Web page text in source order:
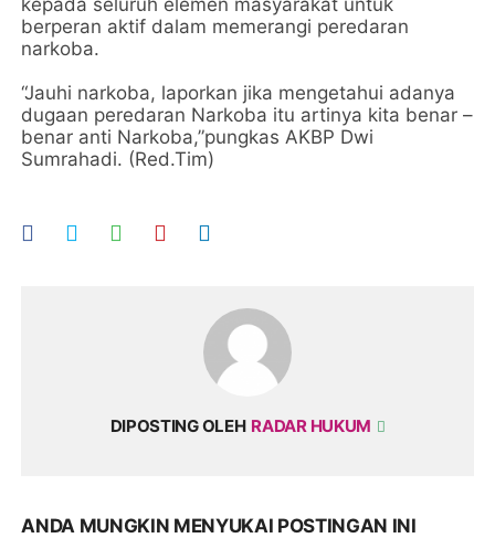
berperan aktif dalam memerangi peredaran
narkoba.
“Jauhi narkoba, laporkan jika mengetahui adanya
dugaan peredaran Narkoba itu artinya kita benar –
benar anti Narkoba,”pungkas AKBP Dwi
Sumrahadi. (Red.Tim)
DIPOSTING OLEH RADAR HUKUM
ANDA MUNGKIN MENYUKAI POSTINGAN INI